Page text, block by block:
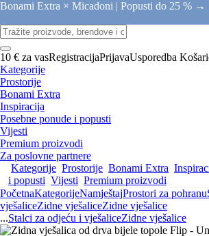
Bonami Extra × Micadoni | Popusti do 25 % →
10 € za vasRegistracijaPrijavaUsporedba
Kategorije
Prostorije
Bonami Extra
Inspiracija
Posebne ponude i popusti
Vijesti
Premium proizvodi
Za poslovne partnere
Kategorije Prostorije Bonami Extra
i popusti Vijesti Premium proizvodi
PočetnaKategorijeNamještajProstori za pohranu
vješaliceZidne vješaliceZidne vješalice
...Stalci za odjeću i vješaliceZidne vješalice